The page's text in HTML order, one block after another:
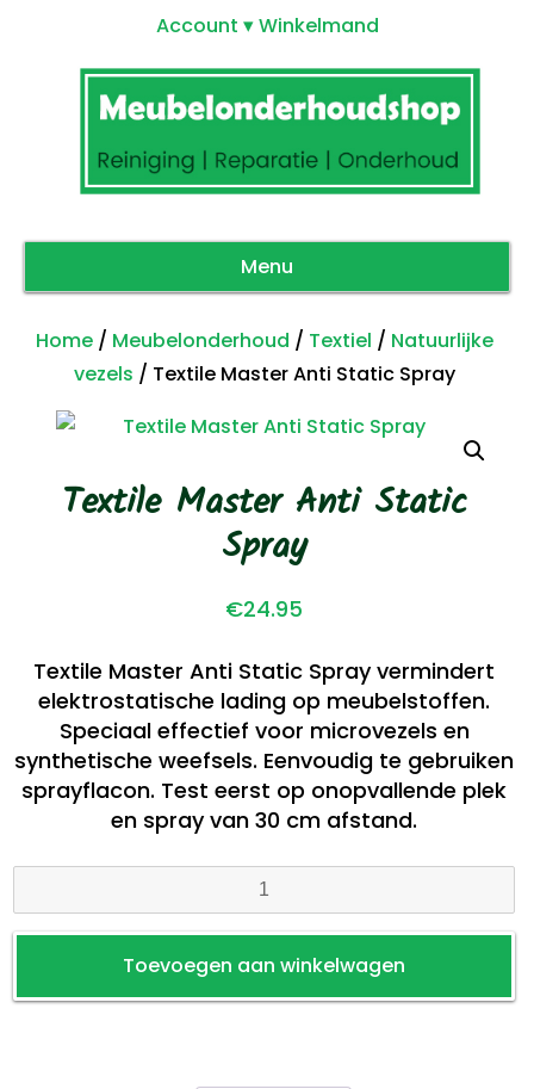
Account Winkelmand
Menu
Home/ Meubelonderhoud / Textiel / Natuurlijke
vezels / Textile Master Anti Static Spray
Textile Master Anti Static
Spray
€24.95
Textile Master Anti Static Spray vermindert
elektrostatische lading op meubelstoffen.
Speciaal effectief voor microvezels en
synthetische weefsels. Eenvoudig te gebruiken
sprayflacon. Test eerst op onopvallende plek
en spray van 30 cm afstand.
Master
Static
Toevoegen aan winkelwagen